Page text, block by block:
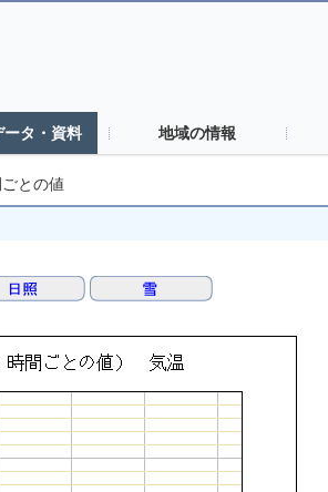
ータ・資料 地域の情報
ごとの値